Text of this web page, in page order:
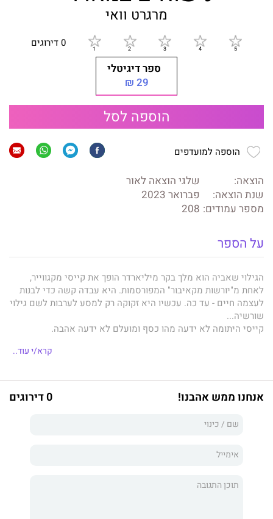
מרגרט וואי
0 דירוגים
ספר דיגיטלי
29 ₪
הוספה לסל
הוספה למועדפים
הוצאה:
שלגי הוצאה לאור
שנת הוצאה:
פברואר 2023
מספר עמודים: 208
על הספר
הגילוי שאביה הוא מלך בקר מיליארדר הופך את קייסי מקגווייר,
לאחת מ"יורשות מקאיבור" המפורסמות. היא עבדה קשה כדי לבנות
לעצמה חיים - עד כה. עכשיו היא זקוקה רק למסע לערבות לשם גילוי
שורשיה...
קייסי היתומה לא ידעה מהו כסף ומועלם לא ידעה אהבה.
תוכל קייסי להשתחרר מעבותות עברה למען עתיד עם גבר עשיר, חזק
קרא/י עוד..
אנחנו ממש אהבנו! 0 דירוגים